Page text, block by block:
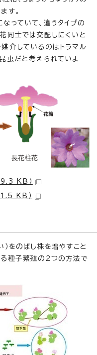
す。
っていて、違うタイプの
同士では交配しにくいと
介しているのはトラマル
虫だと考えられていま
KB）
KB）
）をのばし株を増やすこと
る種子繁殖の2つの方法で